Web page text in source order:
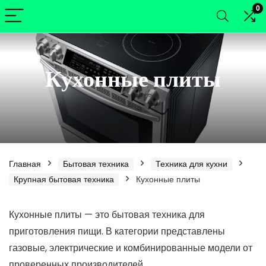
0
Кухонные плиты
Главная Бытовая техника
Техника для кухни
Крупная бытовая техника
Кухонные плиты
Кухонные плиты — это бытовая техника для
приготовления пищи. В категории представлены
газовые, электрические и комбинированные модели от